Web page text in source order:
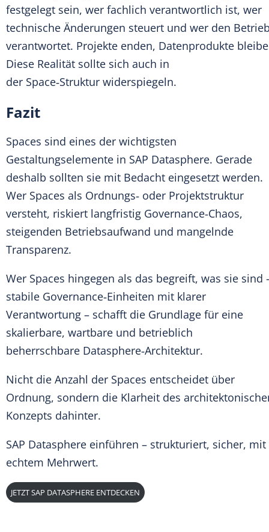
festgelegt sein, wer fachlich verantwortlich ist, wer
technische Änderungen steuert und wer den
verantwortet. Projekte enden, Datenprodukte
Diese Realität sollte sich auch in
der Space‑Struktur widerspiegeln.
Fazit
Spaces sind eines der wichtigsten
Gestaltungselemente in SAP Datasphere. Gerade
deshalb sollten sie mit Bedacht eingesetzt werden.
Wer Spaces als Ordnungs‑ oder Projektstruktur
versteht, riskiert langfristig Governance‑Chaos,
steigenden Betriebsaufwand und mangelnde
Transparenz.
Wer Spaces hingegen als das begreift, was sie sind
stabile Governance‑Einheiten mit klarer
Verantwortung – schafft die Grundlage für eine
skalierbare, wartbare und betrieblich
beherrschbare Datasphere‑Architektur.
Nicht die Anzahl der Spaces entscheidet über
Ordnung, sondern die Klarheit des
Konzepts dahinter.
SAP Datasphere einführen – strukturiert, sicher, mit
echtem Mehrwert.
JETZT SAP DATASPHERE ENTDECKEN